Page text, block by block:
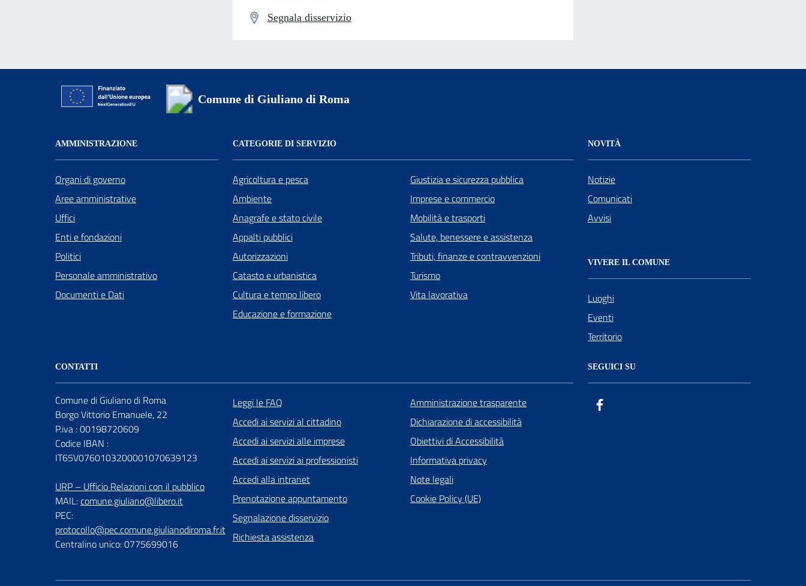
Segnala disservizio
Comune di Giuliano di Roma
AMMINISTRAZIONE
Organi di governo
Aree amministrative
Uffici
Enti e fondazioni
Politici
Personale amministrativo
Documenti e Dati
CATEGORIE DI SERVIZIO
Agricoltura e pesca
Ambiente
Anagrafe e stato civile
Appalti pubblici
Autorizzazioni
Catasto e urbanistica
Cultura e tempo libero
Educazione e formazione
Giustizia e sicurezza pubblica
Imprese e commercio
Mobilità e trasporti
Salute, benessere e assistenza
Tributi, finanze e contravvenzioni
Turismo
Vita lavorativa
NOVITÀ
Notizie
Comunicati
Avvisi
VIVERE IL COMUNE
Luoghi
Eventi
Territorio
CONTATTI
Comune di Giuliano di Roma
Borgo Vittorio Emanuele, 22
P.iva : 00198720609
Codice IBAN :
IT65V0760103200001070639123
URP – Ufficio Relazioni con il pubblico
MAIL:comune.giuliano@libero.it
PEC:
protocollo@pec.comune.giulianodiroma.fr.it
Centralino unico: 0775699016
Leggi le FAQ
Accedi ai servizi al cittadino
Accedi ai servizi alle imprese
Accedi ai servizi ai professionisti
Accedi alla intranet
Prenotazione appuntamento
Segnalazione disservizio
Richiesta assistenza
Amministrazione trasparente
Dichiarazione di accessibilità
Obiettivi di Accessibilità
Informativa privacy
Note legali
Cookie Policy (UE)
SEGUICI SU